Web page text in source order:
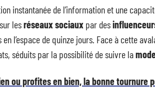
instantanée de l’information et une
lesréseaux sociaux par des
l’espace de quinze jours. Face à cette
séduits par la possibilité de suivre la
ou profites en bien, la bonne tournure